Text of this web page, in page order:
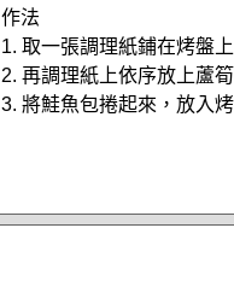
作法
1. 取一張調理紙鋪在烤盤上
2. 再調理紙上依序放上蘆
3. 將鮭魚包捲起來，放入